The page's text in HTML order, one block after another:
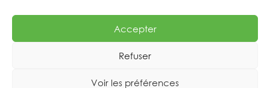
Accepter
Refuser
Voir les préférences